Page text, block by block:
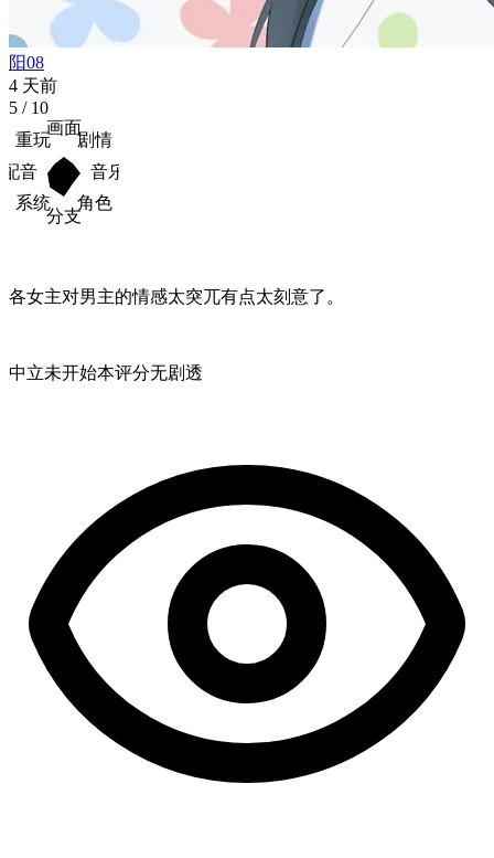
阳08
4 天前
5 / 10
画面
剧情
音乐
角色
分支
系统
配音
重玩
各女主对男主的情感太突兀有点太刻意了。
中立未开始本评分无剧透